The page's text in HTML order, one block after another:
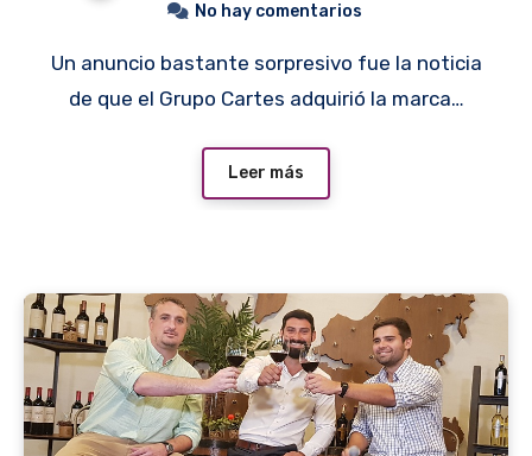
No hay comentarios
Un anuncio bastante sorpresivo fue la noticia
de que el Grupo Cartes adquirió la marca…
Leer más